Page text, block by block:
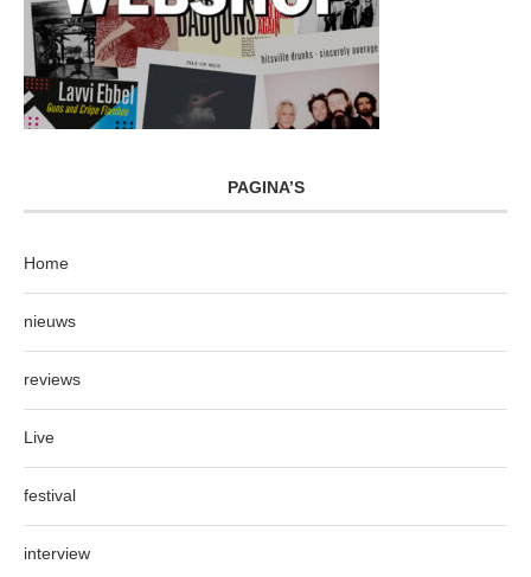
PAGINA’S
Home
nieuws
reviews
Live
festival
interview